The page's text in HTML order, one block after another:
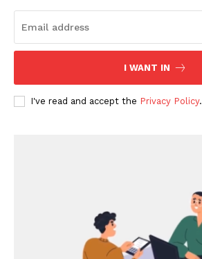
I WANT IN
I've read and accept the Privacy Policy.